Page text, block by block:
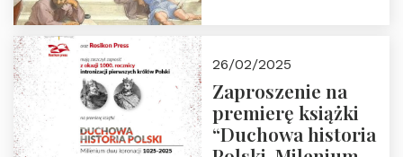
26/02/2025
Zaproszenie na
premierę książki
“Duchowa historia